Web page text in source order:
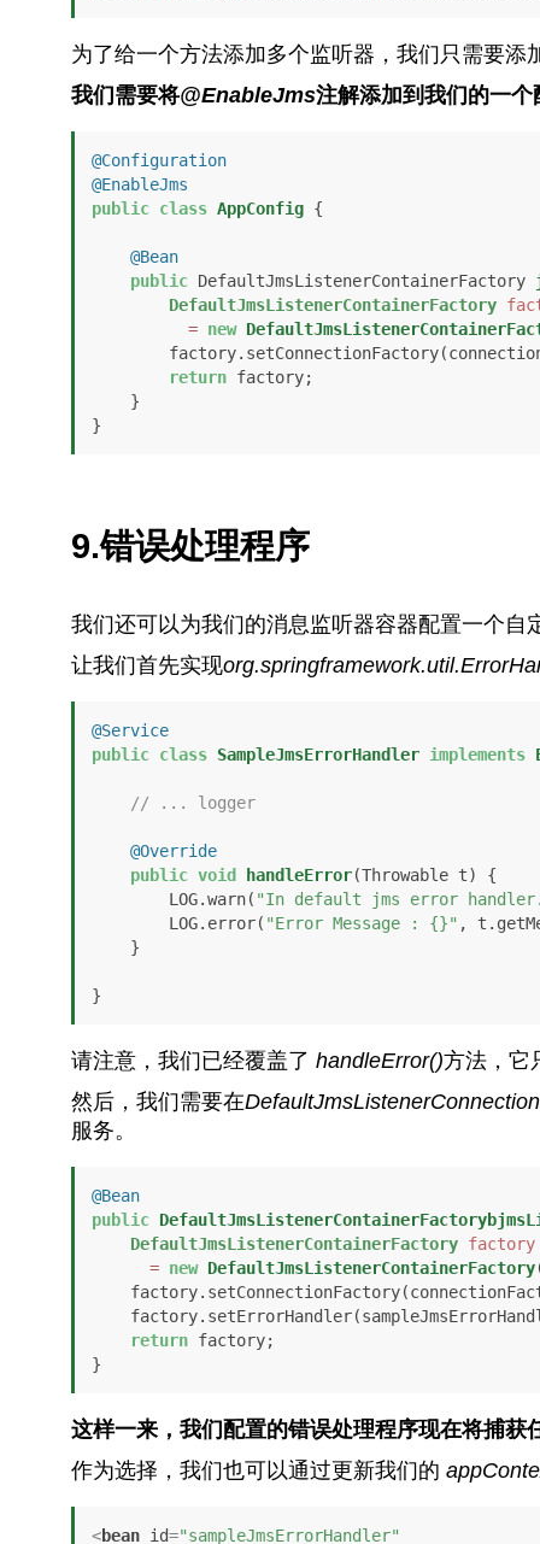
为了给一个方法添加多个监听器，我们只需要添
我们需要将@EnableJms注解添加到我们的一
@Configuration
@EnableJms
public class AppConfig {
@Bean
public DefaultJmsListenerContainerFactory
DefaultJmsListenerContainerFactory
= new
return factory;
}
9.错误处理程序
我们还可以为我们的消息监听器容器配置一个自
让我们首先实现
@Service
public class SampleJmsErrorHandler implements
// ... logger
@Override
public void handleError(Throwable t)
{
        LOG.warn(
"In default jms error
        LOG.error(
"Error Message : {}" ,
}
请注意，我们已经覆盖了 handleError()方法，它
然后，我们需要在
服务。
@Bean
public
DefaultJmsListenerContainerFactory factory
= new DefaultJmsListenerContainerFactory
return factory;
}
这样一来，我们配置的错误处理程序现在将捕获
作为选择，我们也可以通过更新我们的
<bean id="sampleJmsErrorHandler"